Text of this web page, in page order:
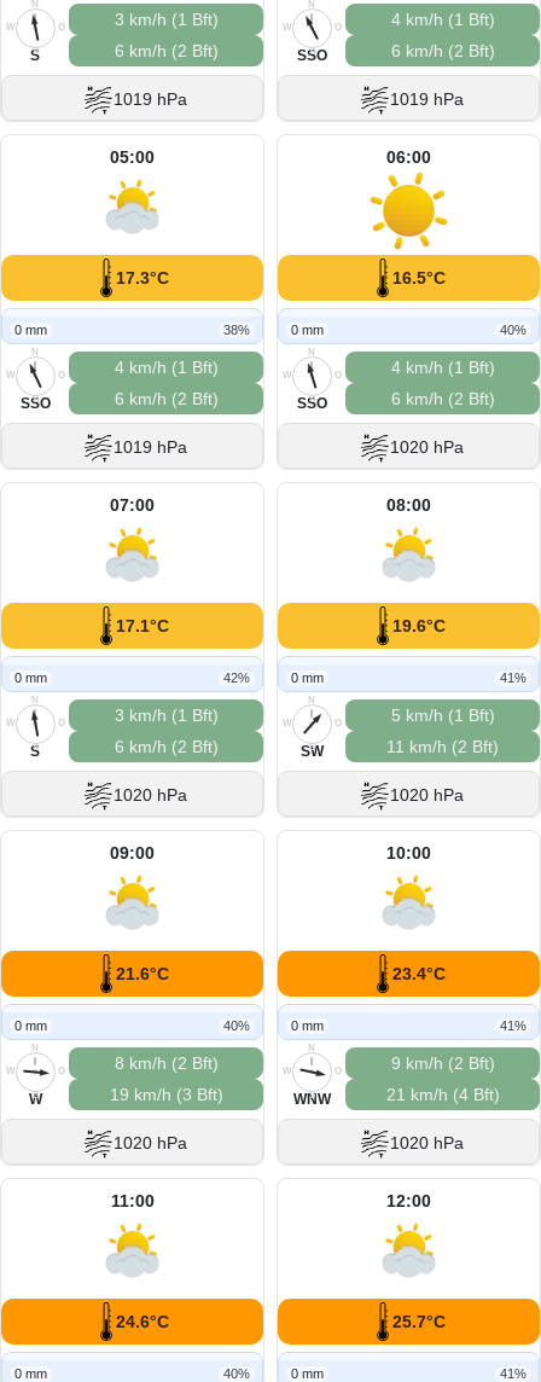
N
O
S
W
S
3 km/h (1 Bft)
6 km/h (2 Bft)
1019 hPa
N
O
S
W
SSO
4 km/h (1 Bft)
6 km/h (2 Bft)
1019 hPa
05:00
17.3°C
0 mm 38%
N
O
S
W
SSO
4 km/h (1 Bft)
6 km/h (2 Bft)
1019 hPa
06:00
16.5°C
0 mm 40%
N
O
S
W
SSO
4 km/h (1 Bft)
6 km/h (2 Bft)
1020 hPa
07:00
17.1°C
0 mm 42%
N
O
S
W
S
3 km/h (1 Bft)
6 km/h (2 Bft)
1020 hPa
08:00
19.6°C
0 mm 41%
N
O
S
W
SW
5 km/h (1 Bft)
11 km/h (2 Bft)
1020 hPa
09:00
21.6°C
0 mm 40%
N
O
S
W
W
8 km/h (2 Bft)
19 km/h (3 Bft)
1020 hPa
10:00
23.4°C
0 mm 41%
N
O
S
W
WNW
9 km/h (2 Bft)
21 km/h (4 Bft)
1020 hPa
11:00
24.6°C
0 mm 40%
12:00
25.7°C
0 mm 41%